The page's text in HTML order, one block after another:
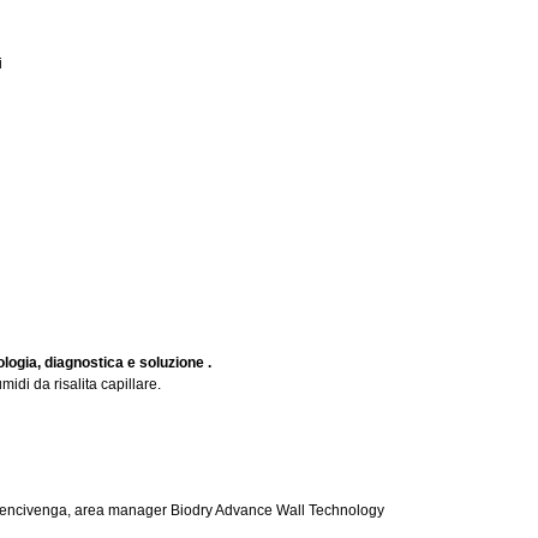
diagnostica e soluzione .
da risalita capillare.
area manager Biodry Advance Wall Technology